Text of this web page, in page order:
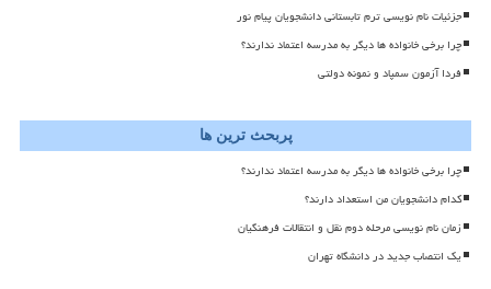
جزئیات نام نویسی ترم تابستانی دانشجویان پیام نور
چرا برخی خانواده ها دیگر به مدرسه اعتماد ندارند؟
فردا آزمون سمپاد و نمونه دولتی
پربحث ترین ها
چرا برخی خانواده ها دیگر به مدرسه اعتماد ندارند؟
کدام دانشجویان من استعداد دارند؟
زمان نام نویسی مرحله دوم نقل و انتقالات فرهنگیان
یک انتصاب جدید در دانشگاه تهران